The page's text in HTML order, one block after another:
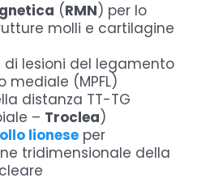
(RMN) per lo
molli e cartilagine
lesioni del legamento
(MPFL)
distanza TT-TG
– Troclea)
lionese per
tridimensionale della